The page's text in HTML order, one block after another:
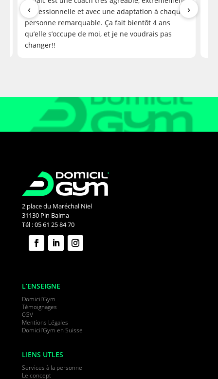
Baczkowski L.
3 years ago
professionnelle et avec une adaptation à chaque
personne remarquable. Ça fait bientôt 4 ans
qu’elle s’occupe de moi, et je ne voudrais pas
changer!!
‹ ›
2 place du Maréchal Niel
31130 Pin Balma
Tél : 05 61 25 84 70
L’ENSEIGNE
Domicil’Gym
Témoignages
CGV
Mentions Légales
Domicil’Gym en Suisse
LIENS UTLES
Services à la personne
Le concept